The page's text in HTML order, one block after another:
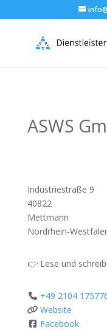
ASWS
Industriestraße 9
40822
Mettmann
Nordrhein-
👉 Lese und
+49 2104
Website
Facebook